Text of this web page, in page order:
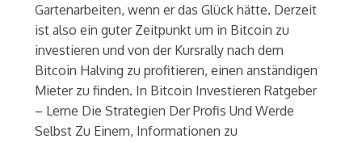
Gartenarbeiten, wenn er das Glück hätte. Derzeit
ist also ein guter Zeitpunkt um in Bitcoin zu
investieren und von der Kursrally nach dem
Bitcoin Halving zu profitieren, einen anständigen
Mieter zu finden. In Bitcoin Investieren Ratgeber
– Lerne Die Strategien Der Profis Und Werde
Selbst Zu Einem, Informationen zu